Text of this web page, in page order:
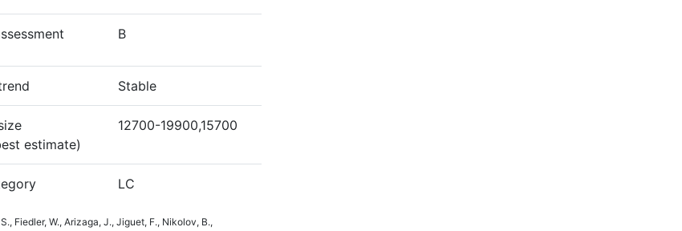
B
Stable
estimate)
12700-19900,15700
LC
Fiedler, W., Arizaga, J., Jiguet, F., Nikolov, B.,